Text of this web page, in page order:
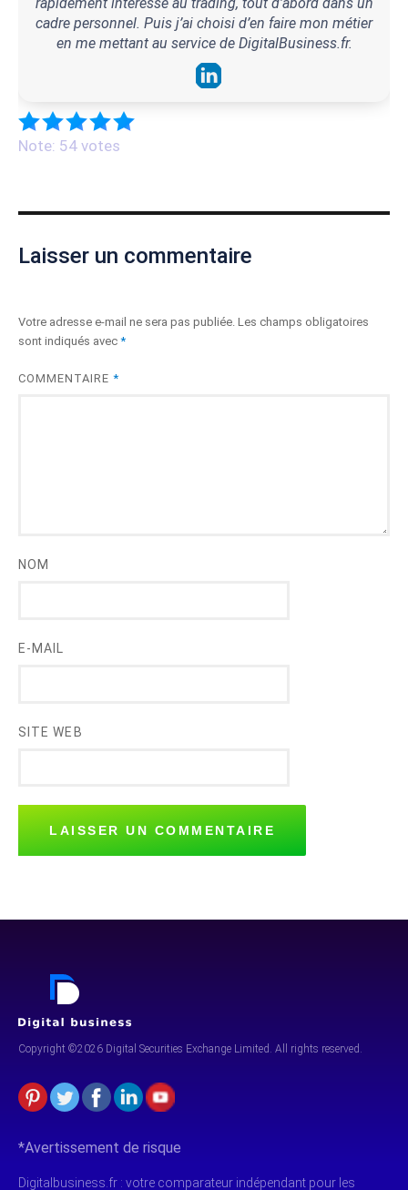
rapidement intéressé au trading, tout d’abord dans un
cadre personnel. Puis j’ai choisi d’en faire mon métier
en me mettant au service de DigitalBusiness.fr.
Note: 54 votes
Laisser un commentaire
Votre adresse e-mail ne sera pas publiée. Les champs obligatoires
sont indiqués avec *
COMMENTAIRE *
NOM
E-MAIL
SITE WEB
Copyright ©2026 Digital Securities Exchange Limited. All rights reserved.
*Avertissement de risque
Digitalbusiness.fr : votre comparateur indépendant pour les